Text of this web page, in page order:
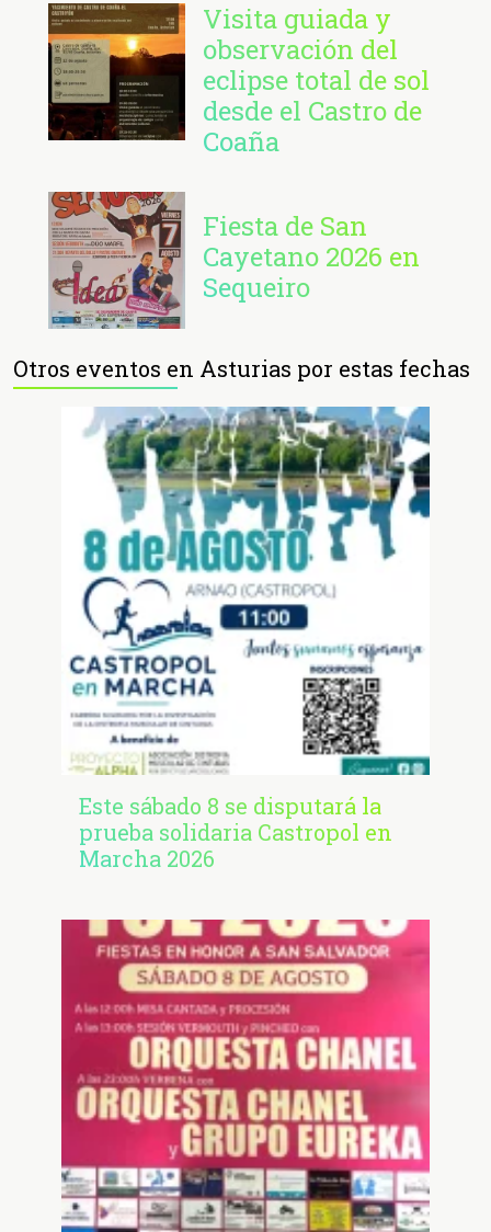
Visita guiada y
observación del
eclipse total de sol
desde el Castro de
Coaña
Fiesta de San
Cayetano 2026 en
Sequeiro
Otros eventos en Asturias por estas fechas
Este sábado 8 se disputará la
prueba solidaria Castropol en
Marcha 2026